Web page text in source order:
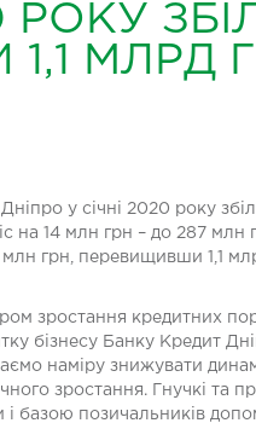
РОКУ
МЛРД
у січні 2020 року
на 14 млн грн – до 287
грн, перевищивши 1,1
зростання кредитних
бізнесу Банку Кредит
наміру знижувати
зростання. Гнучкі та
і базою позичальників